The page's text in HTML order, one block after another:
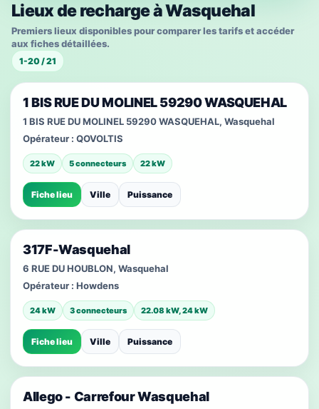
Lieux de recharge à Wasquehal
Premiers lieux disponibles pour comparer les tarifs et accéder
aux fiches détaillées.
1-20 / 21
1 BIS RUE DU MOLINEL 59290 WASQUEHAL
1 BIS RUE DU MOLINEL 59290 WASQUEHAL, Wasquehal
Opérateur : QOVOLTIS
22 kW 5 connecteurs 22 kW
Fiche lieu Ville Puissance
317F-Wasquehal
6 RUE DU HOUBLON, Wasquehal
Opérateur : Howdens
24 kW 3 connecteurs 22.08 kW, 24 kW
Fiche lieu Ville Puissance
Allego - Carrefour Wasquehal